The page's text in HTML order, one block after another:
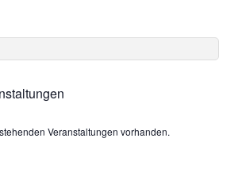
Veranstaltungen vorhanden.